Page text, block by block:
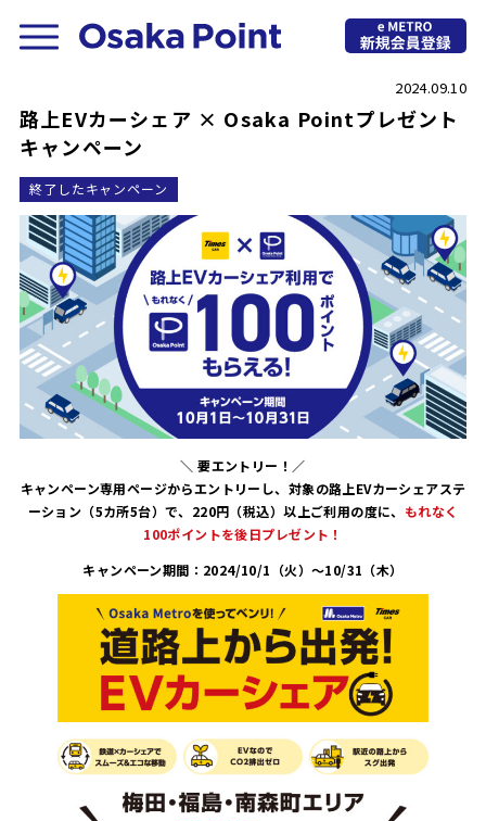
2024.09.10
路上EVカーシェア × Osaka Pointプレゼント
キャンペーン
終了したキャンペーン
＼ 要エントリー！／
キャンペーン専用ページからエントリーし、対象の路上EVカーシェアステ
ーション（5カ所5台）で、220円（税込）以上ご利用の度に、 もれなく
100ポイントを後日プレゼント！
キャンペーン期間：2024/10/1（火）～10/31（木）